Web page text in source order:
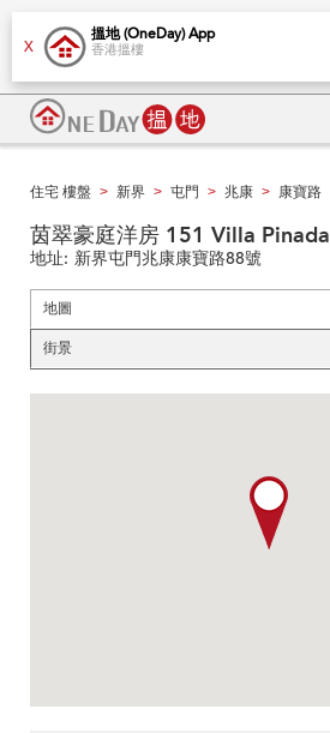
X
搵地 (OneDay) App
香港搵樓
住宅 樓盤 > 新界 > 屯門 > 兆康 > 康寶路
茵翠豪庭洋房 151 Villa
地址: 新界屯門兆康康寶路88號
地圖
街景